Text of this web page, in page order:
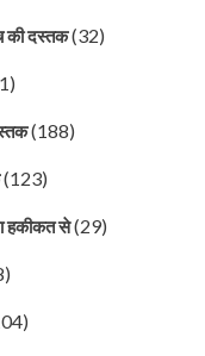
दस्तक(32)
(188)
(123)
हकीकत से(29)